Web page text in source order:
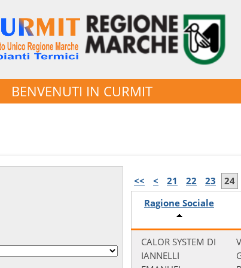
BENVENUTI IN CURMIT
<< < 21 22 23
24
Ragione Sociale
CALOR SYSTEM DI
IANNELLI